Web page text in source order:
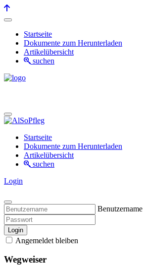
Startseite
Dokumente zum Herunterladen
Artikelübersicht
suchen
Startseite
Dokumente zum Herunterladen
Artikelübersicht
suchen
Login
Benutzername
Login
Angemeldet bleiben
Wegweiser